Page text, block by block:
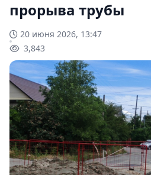
прорыва трубы
20 июня 2026, 13:47
3,843